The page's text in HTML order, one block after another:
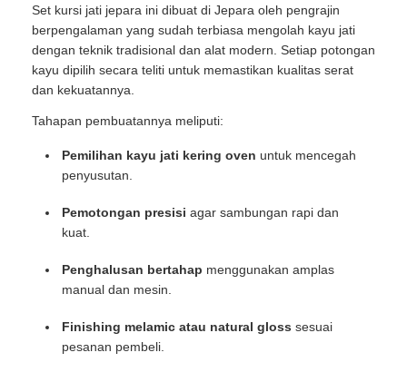
Set kursi jati jepara ini dibuat di Jepara oleh pengrajin
berpengalaman yang sudah terbiasa mengolah kayu jati
dengan teknik tradisional dan alat modern. Setiap potongan
kayu dipilih secara teliti untuk memastikan kualitas serat
dan kekuatannya.
Tahapan pembuatannya meliputi:
Pemilihan kayu jati kering oven untuk mencegah
penyusutan.
Pemotongan presisi agar sambungan rapi dan
kuat.
Penghalusan bertahap menggunakan amplas
manual dan mesin.
Finishing melamic atau natural gloss sesuai
pesanan pembeli.